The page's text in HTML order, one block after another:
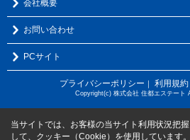
会社概要
お問い合わせ
PCサイト
プライバシーポリシー ｜ 利用規約
Copyright(c) 株式会社 住都エステート
当サイトでは、お客様の当サイト利用状況把
して、クッキー（Cookie）を使用しています。